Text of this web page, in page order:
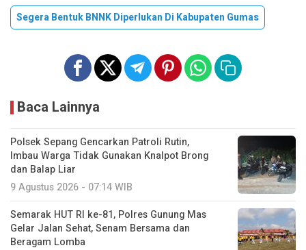
Segera Bentuk BNNK Diperlukan Di Kabupaten Gumas
Baca Lainnya
Polsek Sepang Gencarkan Patroli Rutin,
Imbau Warga Tidak Gunakan Knalpot Brong
dan Balap Liar
9 Agustus 2026 - 07:14 WIB
Semarak HUT RI ke-81, Polres Gunung Mas
Gelar Jalan Sehat, Senam Bersama dan
Beragam Lomba